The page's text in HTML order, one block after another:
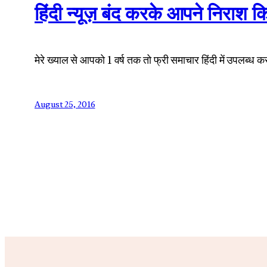
हिंदी न्यूज़ बंद करके आपने निराश
मेरे ख्याल से आपको 1 वर्ष तक तो फ्री समाचार हिंदी में उपलब्ध
August 25, 2016